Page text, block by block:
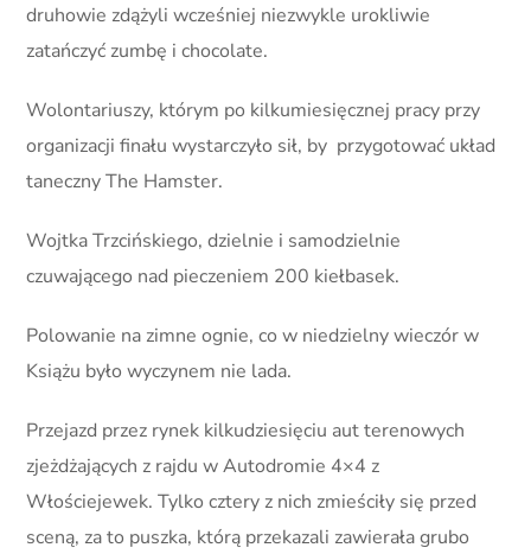
druhowie zdążyli wcześniej niezwykle urokliwie
zatańczyć zumbę i chocolate.
Wolontariuszy, którym po kilkumiesięcznej pracy przy
organizacji finału wystarczyło sił, by przygotować układ
taneczny The Hamster.
Wojtka Trzcińskiego, dzielnie i samodzielnie
czuwającego nad pieczeniem 200 kiełbasek.
Polowanie na zimne ognie, co w niedzielny wieczór w
Książu było wyczynem nie lada.
Przejazd przez rynek kilkudziesięciu aut terenowych
zjeżdżających z rajdu w Autodromie 4×4 z
Włościejewek. Tylko cztery z nich zmieściły się przed
sceną, za to puszka, którą przekazali zawierała grubo